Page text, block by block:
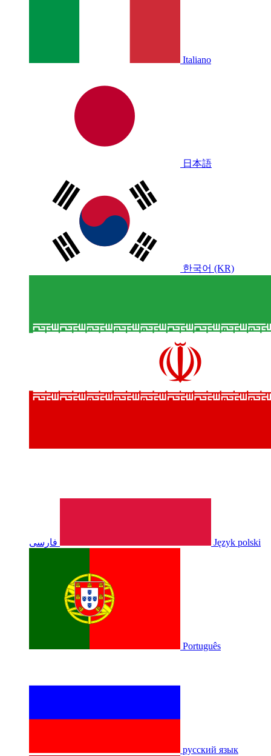
Italiano
日本語
한국어 (KR)
فارسی Język polski
Português
русский язык